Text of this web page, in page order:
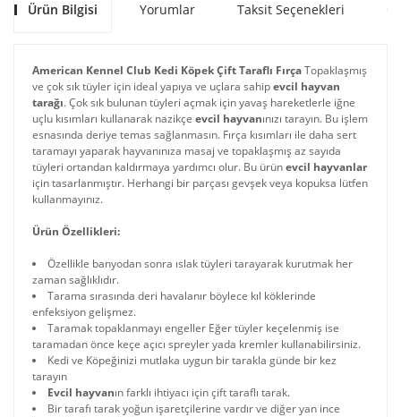
Ürün Bilgisi Yorumlar Taksit Seçenekleri
American Kennel Club Kedi Köpek Çift Taraflı FırçaTopaklaşmış
ve çok sık tüyler için ideal yapıya ve uçlara sahipevcil hayvan
tarağı. Çok sık bulunan tüyleri açmak için yavaş hareketlerle iğne
uçlu kısımları kullanarak nazikçe evcil hayvanınızı tarayın. Bu işlem
esnasında deriye temas sağlanmasın. Fırça kısımları ile daha sert
taramayı yaparak hayvanınıza masaj ve topaklaşmış az sayıda
tüyleri ortandan kaldırmaya yardımcı olur. Bu ürünevcil hayvanlar
için tasarlanmıştır. Herhangi bir parçası gevşek veya kopuksa lütfen
kullanmayınız.
Ürün Özellikleri:
Özellikle banyodan sonra ıslak tüyleri tarayarak kurutmak her
zaman sağlıklıdır.
Tarama sırasında deri havalanır böylece kıl köklerinde
enfeksiyon gelişmez.
Taramak topaklanmayı engeller Eğer tüyler keçelenmiş ise
taramadan önce keçe açıcı spreyler yada kremler kullanabilirsiniz.
Kedi ve Köpeğinizi mutlaka uygun bir tarakla günde bir kez
tarayın
Evcil hayvanın farklı ihtiyacı için çift taraflı tarak.
Bir tarafı tarak yoğun işaretçilerine vardır ve diğer yan ince